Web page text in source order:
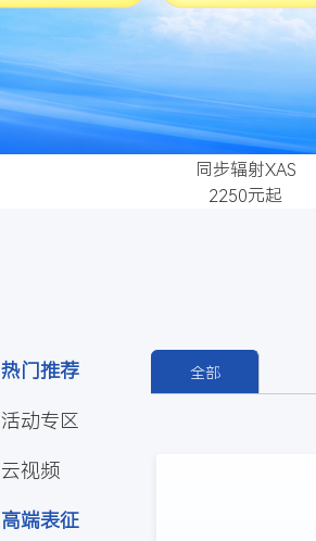
同步辐射XAS
2250元起
热门推荐
活动专区
云视频
高端表征
全部